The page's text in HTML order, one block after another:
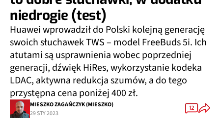
niedrogie (test)
Huawei wprowadził do Polski kolejną generację
swoich słuchawek TWS – model FreeBuds 5i. Ich
atutami są usprawnienia wobec poprzedniej
generacji, dźwięk HiRes, wykorzystanie kodeka
LDAC, aktywna redukcja szumów, a do tego
przystępna cena poniżej 400 zł.
MIESZKO ZAGAŃCZYK (MIESZKO)
29 STY 2023
12